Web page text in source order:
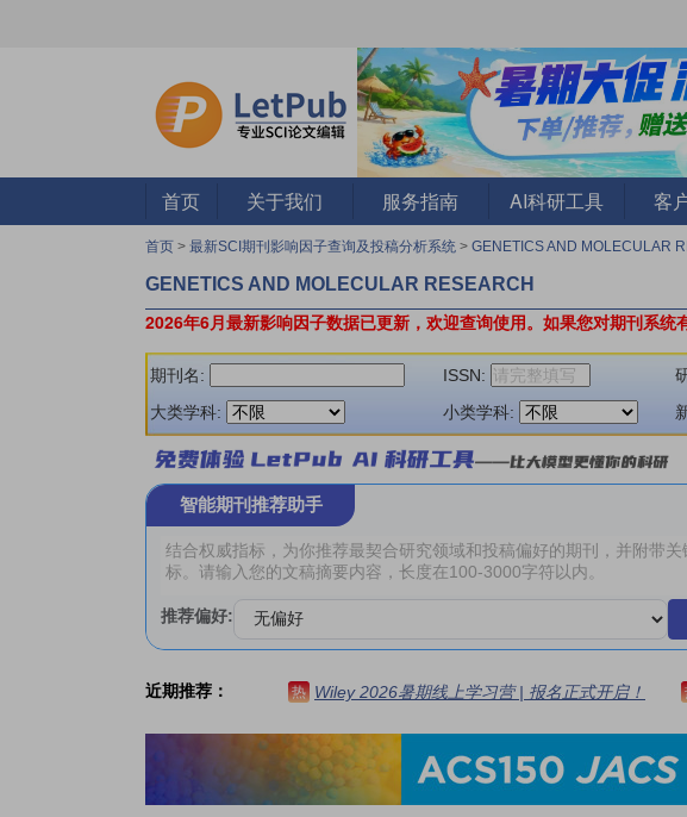
首页 关于我们 服务指南 AI科研工具 客
首页 > 最新SCI期刊影响因子查询及投稿分析系统 > GENETICS AND MOLECULAR
GENETICS AND MOLECULAR RESEARCH
2026年6月最新影响因子数据已更新，欢迎查询使用。 如果您对期刊系统
期刊名: ISSN:
大类学科:
小类学科:
智能期刊推荐助手
推荐偏好:
近期推荐： 热 Wiley 2026暑期线上学习营 | 报名正式开启！